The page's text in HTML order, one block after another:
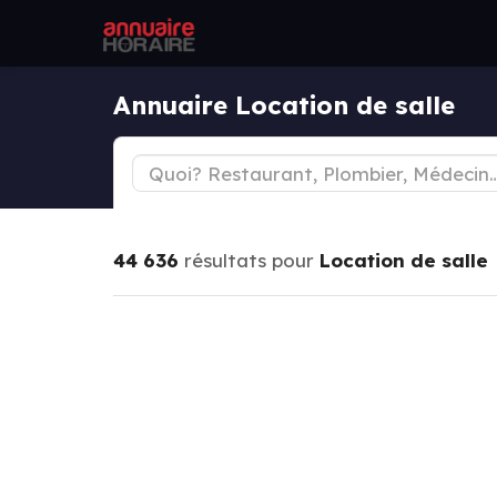
Annuaire Location de salle
44 636 résultats pour Location de salle